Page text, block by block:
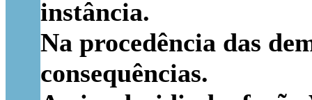
instância.
Na procedência das
consequências.